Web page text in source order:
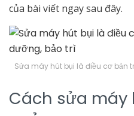
của bài viết ngay sau đây.
Sửa máy hút bụi là điều cơ bản
Cách sửa máy